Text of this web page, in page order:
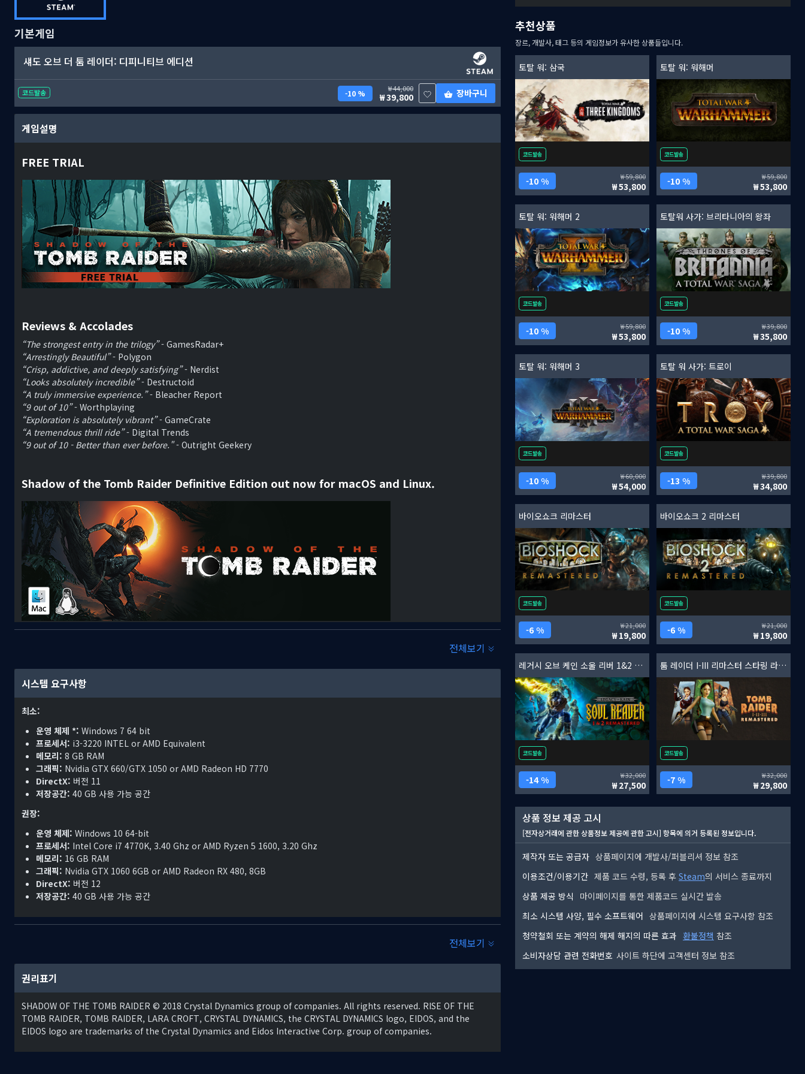
기본게임
섀도 오브 더 툼 레이더: 디피니티브 에디션
코드발송 10 % 44,000
39,800 장바구니
게임설명
FREE TRIAL
Reviews & Accolades
“The strongest entry in the trilogy”- GamesRadar+
“Arrestingly Beautiful”- Polygon
“Crisp, addictive, and deeply satisfying”- Nerdist
“Looks absolutely incredible”- Destructoid
“A truly immersive experience.”- Bleacher Report
“9 out of 10”- Worthplaying
“Exploration is absolutely vibrant”- GameCrate
“A tremendous thrill ride”- Digital Trends
“9 out of 10 - Better than ever before."- Outright Geekery
Shadow of the Tomb Raider Definitive Edition out now for macOS and Linux.
Tomb Raider Definitive Edition에서 라라가 그녀의 운명인 툼 레이더로 단련되어 가는 이야기의 최종 챕터를 경험해보세요. 기본 게
지구에서 가장 위험한 곳에서 생존하고 성장하십시오: 생존하기 위해서는 조금의 여지도 허용하지 않는 정글을 알아야 합니다. 크레바스
와 깊은 터널로 가득한 수중 환경을 경험해보십시오.
정글과 하나가 되십시오: 화력도 수도 부족한 라라는 정글을 이용해야 합니다. 재규어처럼 기습하고 사라지고, 진흙으로 위장하며, 적을
두려움에 빠뜨려 혼란을 조장하십시오.
전체보기
시스템 요구사항
최소:
운영 체제 *: Windows 7 64 bit
프로세서: i3-3220 INTEL or AMD Equivalent
메모리: 8 GB RAM
그래픽: Nvidia GTX 660/GTX 1050 or AMD Radeon HD 7770
DirectX: 버전 11
저장공간: 40 GB 사용 가능 공간
권장:
운영 체제: Windows 10 64-bit
프로세서: Intel Core i7 4770K, 3.40 Ghz or AMD Ryzen 5 1600, 3.20 Ghz
메모리: 16 GB RAM
그래픽: Nvidia GTX 1060 6GB or AMD Radeon RX 480, 8GB
DirectX: 버전 12
저장공간: 40 GB 사용 가능 공간
전체보기
권리표기
SHADOW OF THE TOMB RAIDER © 2018 Crystal Dynamics group of companies. All rights reserved. RISE OF THE
TOMB RAIDER, TOMB RAIDER, LARA CROFT, CRYSTAL DYNAMICS, the CRYSTAL DYNAMICS logo, EIDOS, and the
EIDOS logo are trademarks of the Crystal Dynamics and Eidos Interactive Corp. group of companies.
추천상품
장르, 개발사, 태그 등의 게임정보가 유사한 상품들입니다.
토탈 워: 삼국
코드발송
10 % 59,800
53,800
토탈 워: 워해머
코드발송
10 % 59,800
53,800
토탈 워: 워해머 2
코드발송
10 % 59,800
53,800
토탈워 사가: 브리타니아의 왕좌
코드발송
10 % 39,800
35,800
토탈 워: 워해머 3
코드발송
10 % 60,000
54,000
토탈 워 사가: 트로이
코드발송
13 % 39,800
34,800
바이오쇼크 리마스터
코드발송
6 % 21,000
19,800
바이오쇼크 2 리마스터
코드발송
6 % 21,000
19,800
레거시 오브 케인 소울 리버 1&2 리마스터
코드발송
14 % 32,000
27,500
툼 레이더 I-III 리마스터 스타링 라라 크로프트
코드발송
7 % 32,000
29,800
상품 정보 제공 고시
[전자상거래에 관한 상품정보 제공에 관한 고시] 항목에 의거 등록된 정보입니다.
제작자 또는 공급자 상품페이지에 개발사/퍼블리셔 정보 참조
이용조건/이용기간 제품 코드 수령, 등록 후 Steam의 서비스 종료까지
상품 제공 방식
마이페이지를 통한 제품코드 실시간 발송
최소 시스템 사양, 필수 소프트웨어 상품페이지에 시스템 요구사항 참조
청약철회 또는 계약의 해제 해지의 따른 효과 환불정책 참조
소비자상담 관련 전화번호 사이트 하단에 고객센터 정보 참조